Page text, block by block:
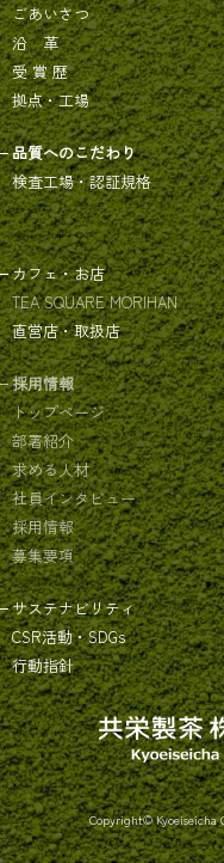
ごあいさつ
沿 革
受 賞 歴
拠点・工場
品質へのこだわり
検査工場・認証規格
カフェ・お店
TEA SQUARE MORIHAN
直営店・取扱店
採用情報
トップページ
部署紹介
求める人材
社員インタビュー
採用情報
募集要項
サステナビリティ
CSR活動・SDGs
行動指針
Copyright© Kyoeiseicha